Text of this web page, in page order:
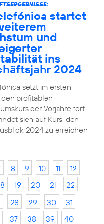
startet
und
ins
2024
setzt im ersten
den profitablen
der Vorjahre fort
sich auf Kurs, den
2024 zu erreichen
8 9 10 11
12
19 20 21
22
28 29 30
31
37 38 39
40